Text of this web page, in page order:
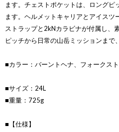
ます。チェストポケットは、ロング
ます。ヘルメットキャリアとアイス
ストラップと2kNカラビナが付属し、
ピッチから日常の山岳ミッションまで
■カラー：バーントヘナ、フォークス
■サイズ：24L
■重量：725g
■【仕様】